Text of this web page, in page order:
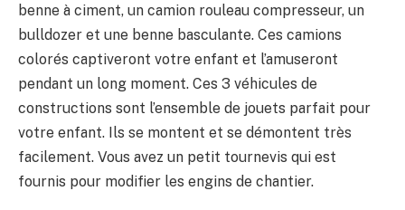
benne à ciment, un camion rouleau compresseur, un
bulldozer et une benne basculante. Ces camions
colorés captiveront votre enfant et l’amuseront
pendant un long moment. Ces 3 véhicules de
constructions sont l’ensemble de jouets parfait pour
votre enfant. Ils se montent et se démontent très
facilement. Vous avez un petit tournevis qui est
fournis pour modifier les engins de chantier.